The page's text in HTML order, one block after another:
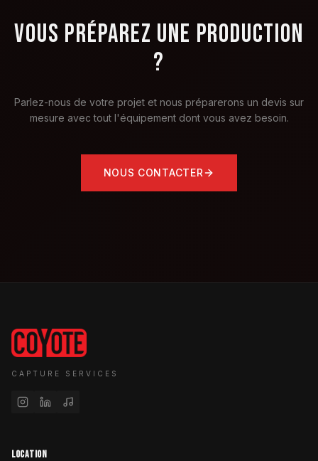
VOUS PRÉPAREZ UNE PRODUCTION
?
Parlez-nous de votre projet et nous préparerons un devis sur
mesure avec tout l'équipement dont vous avez besoin.
NOUS CONTACTER
CAPTURE SERVICES
LOCATION